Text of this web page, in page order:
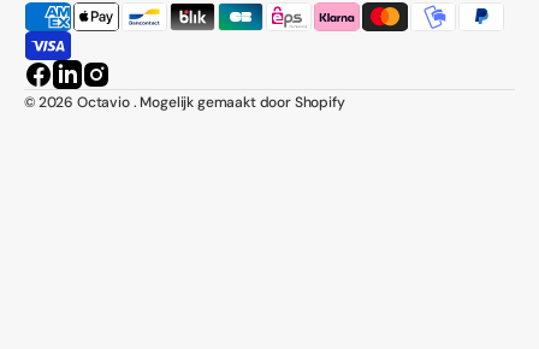
Facebook
LinkedIn
Instagram
© 2026 Octavio. Mogelijk gemaakt door Shopify